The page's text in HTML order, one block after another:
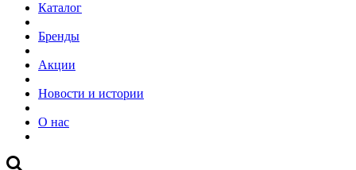
Каталог
Бренды
Акции
Новости и истории
О нас